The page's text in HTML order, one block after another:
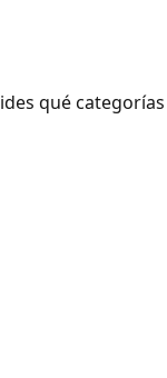
qué